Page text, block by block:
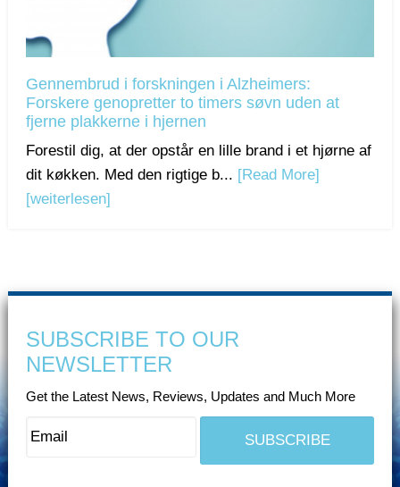
Gennembrud i forskningen i Alzheimers:
Forskere genopretter to timers søvn uden at
fjerne plakkerne i hjernen
Forestil dig, at der opstår en lille brand i et hjørne af
dit køkken. Med den rigtige b... [Read More]
[weiterlesen]
SUBSCRIBE TO OUR
NEWSLETTER
Get the Latest News, Reviews, Updates and Much More